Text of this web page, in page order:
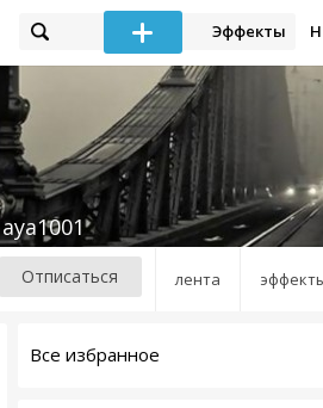
Эффекты
лента
aya1001
Отписаться
Все избранное